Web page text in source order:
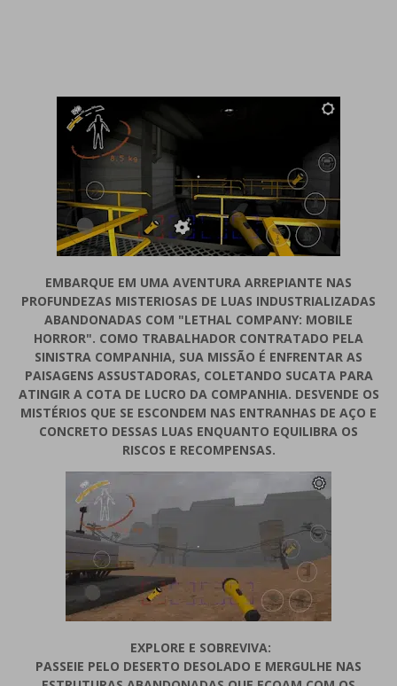
EMBARQUE EM UMA AVENTURA ARREPIANTE NAS
PROFUNDEZAS MISTERIOSAS DE LUAS INDUSTRIALIZADAS
ABANDONADAS COM "LETHAL COMPANY: MOBILE
HORROR". COMO TRABALHADOR CONTRATADO PELA
SINISTRA COMPANHIA, SUA MISSÃO É ENFRENTAR AS
PAISAGENS ASSUSTADORAS, COLETANDO SUCATA PARA
ATINGIR A COTA DE LUCRO DA COMPANHIA. DESVENDE OS
MISTÉRIOS QUE SE ESCONDEM NAS ENTRANHAS DE AÇO E
CONCRETO DESSAS LUAS ENQUANTO EQUILIBRA OS
RISCOS E RECOMPENSAS.
EXPLORE E SOBREVIVA:
PASSEIE PELO DESERTO DESOLADO E MERGULHE NAS